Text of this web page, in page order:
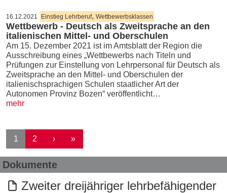
16.12.2021 Einstieg Lehrberuf, Wettbewerbsklassen
Wettbewerb - Deutsch als Zweitsprache an den
italienischen Mittel- und Oberschulen
Am 15. Dezember 2021 ist im Amtsblatt der Region die
Ausschreibung eines „Wettbewerbs nach Titeln und
Prüfungen zur Einstellung von Lehrpersonal für Deutsch als
Zweitsprache an den Mittel- und Oberschulen der
italienischsprachigen Schulen staatlicher Art der
Autonomen Provinz Bozen“ veröffentlicht…
mehr
Seitennummerierung
1 2 ›Nächste Seite
»Letzte Seite
Dokumente
Zweiter dreijähriger lehrbefähigender